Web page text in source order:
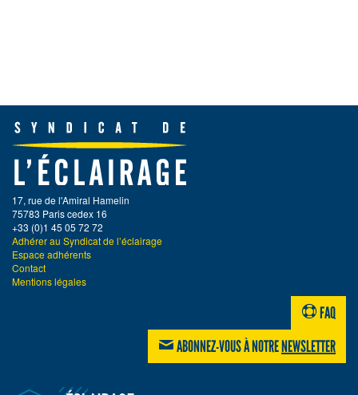
17, rue de l'Amiral Hamelin
75783 Paris cedex 16
+33 (0)1 45 05 72 72
Adhérer au Syndicat de l’éclairage
Espace adhérents
Contact
Mentions légales
FAQ
ABONNEZ-VOUS À NOTRENEWSLETTER